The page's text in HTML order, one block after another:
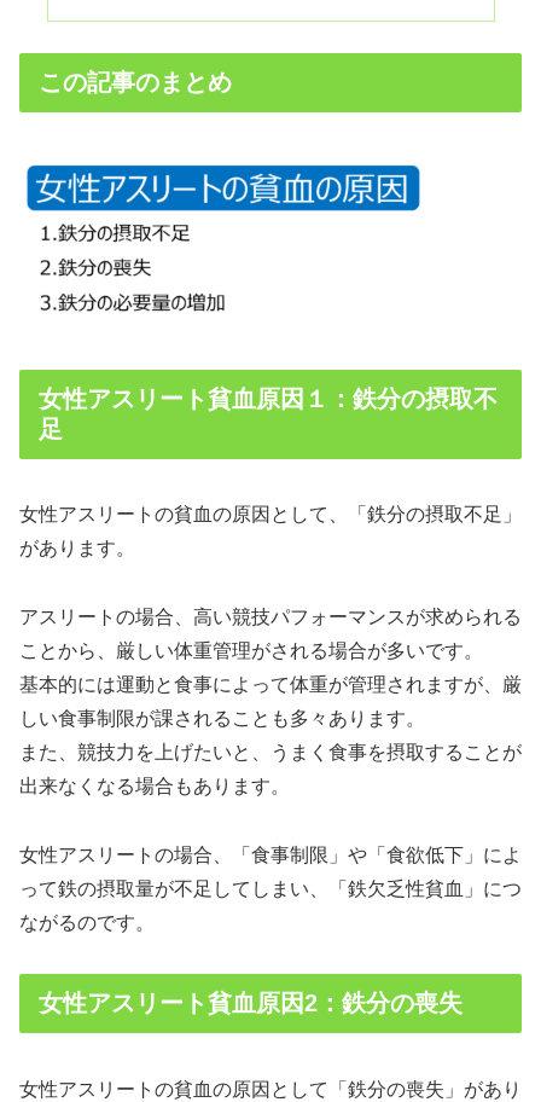
この記事のまとめ
女性アスリート貧血原因１：鉄分の摂取不
足
女性アスリートの貧血の原因として、「鉄分の摂取不足」
があります。
アスリートの場合、高い競技パフォーマンスが求められる
ことから、厳しい体重管理がされる場合が多いです。
基本的には運動と食事によって体重が管理されますが、厳
しい食事制限が課されることも多々あります。
また、競技力を上げたいと、うまく食事を摂取することが
出来なくなる場合もあります。
女性アスリートの場合、「食事制限」や「食欲低下」によ
って鉄の摂取量が不足してしまい、「鉄欠乏性貧血」につ
ながるのです。
女性アスリート貧血原因2：鉄分の喪失
女性アスリートの貧血の原因として「鉄分の喪失」があり